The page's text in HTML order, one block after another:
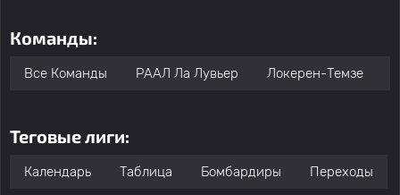
Команды:
Все Команды РААЛ Ла Лувьер Локерен-Темзе
Теговые лиги:
Календарь Таблица Бомбардиры Переходы